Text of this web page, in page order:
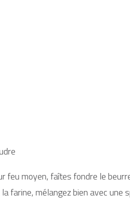
feu moyen, faîtes fondre le
farine, mélangez bien avec une